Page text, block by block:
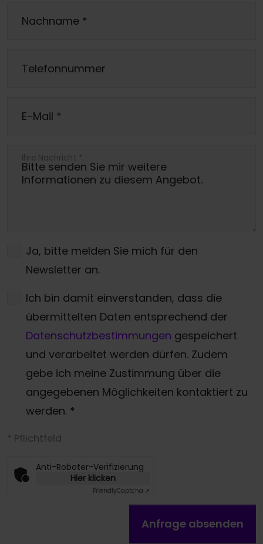
Nachname *
Telefonnummer
E-Mail *
Ihre Nachricht *
Ja, bitte melden Sie mich für den
Newsletter an.
Ich bin damit einverstanden, dass die
übermittelten Daten entsprechend der
Datenschutzbestimmungen gespeichert
und verarbeitet werden dürfen. Zudem
gebe ich meine Zustimmung über die
angegebenen Möglichkeiten kontaktiert zu
werden. *
* Pflichtfeld
Anti-Roboter-Verifizierung
Hier klicken
FriendlyCaptcha ⇗
Anfrage absenden